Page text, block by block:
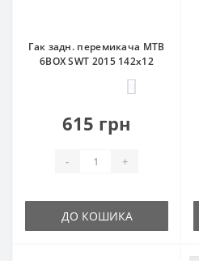
Гак задн. перемикача MTB
6BOX SWT 2015 142x12
615 грн
- +
ДО КОШИКА